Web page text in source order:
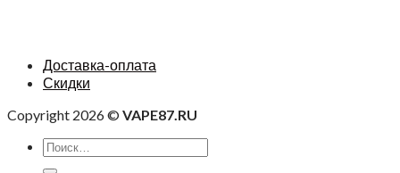
Доставка-оплата
Скидки
Copyright 2026 © VAPE87.RU